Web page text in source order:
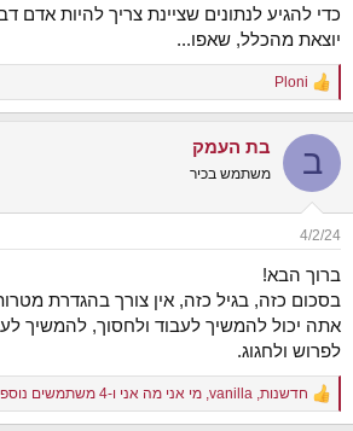
כדי להגיע לנתונים שציינת צריך להיות אדם
יוצאת מהכלל, שאפו...
R
e
c
i
s
Ploni
ב בת העמק
משתמש בכיר
4/2/24
ברוך הבא!
בסכום כזה, בגיל כזה, אין צורך בהגדרת
אתה יכול להמשיך לעבוד ולחסוך, להמשיך
לפרוש ולחגוג.
R
e
חדשנות,
vanilla
, מי אני מה אני ו-4 משתמשים נוספים